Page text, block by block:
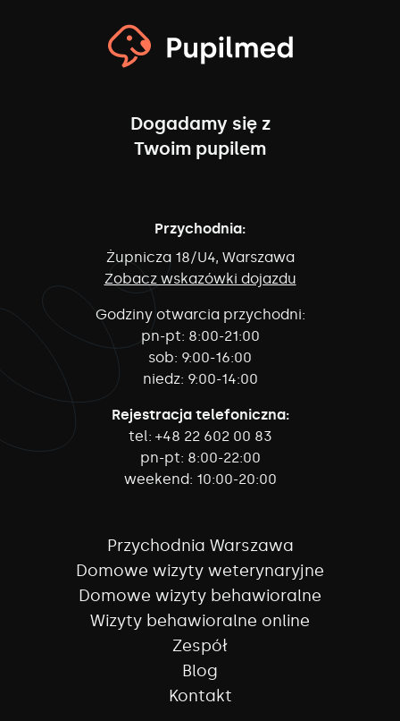
Dogadamy się z
Twoim pupilem
Przychodnia:
Żupnicza 18/U4, Warszawa
Zobacz wskazówki dojazdu
Godziny otwarcia przychodni:
pn-pt: 8:00-21:00
sob: 9:00-16:00
niedz: 9:00-14:00
Rejestracja telefoniczna:
tel: +48 22 602 00 83
pn-pt: 8:00-22:00
weekend: 10:00-20:00
Przychodnia Warszawa
Domowe wizyty weterynaryjne
Domowe wizyty behawioralne
Wizyty behawioralne online
Zespół
Blog
Kontakt